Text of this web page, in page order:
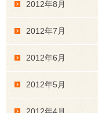
2012年8月
2012年7月
2012年6月
2012年5月
2012年4月